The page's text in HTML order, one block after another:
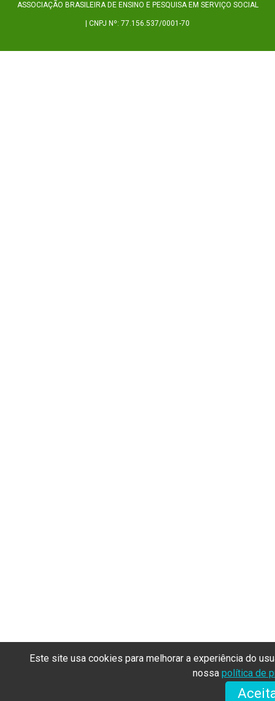
ASSOCIAÇÃO BRASILEIRA DE ENSINO E PESQUISA EM SERVIÇO SOCIAL
| CNPJ Nº: 77.156.537/0001-70
Este site usa cookies para melhorar a experiência do
nossa política de